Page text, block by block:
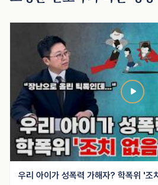
우리 아이가 성폭력 가해자? 학폭위 '조